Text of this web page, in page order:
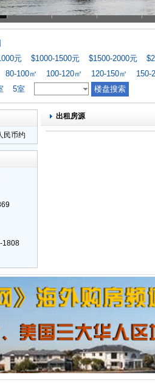
元 $1000-1500元 $1500-2000元
80-100㎡ 100-120㎡ 120-150㎡ 150-
5室
民币约
1808
出租房源